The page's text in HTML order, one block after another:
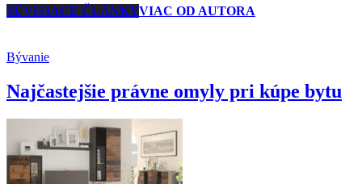
SÚVISIACE ČLÁNKYVIAC OD AUTORA
Bývanie
Najčastejšie právne omyly pri kúpe bytu